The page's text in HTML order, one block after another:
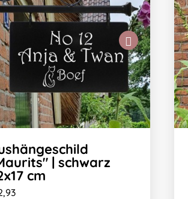
| schwarz
cm